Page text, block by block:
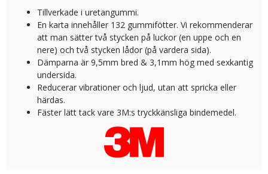
Tillverkade i uretangummi.
En karta innehåller 132 gummifötter. Vi rekommenderar
att man sätter två stycken på luckor (en uppe och en
nere) och två stycken lådor (på vardera sida).
Dämparna är 9,5mm bred & 3,1mm hög med sexkantig
undersida.
Reducerar vibrationer och ljud, utan att spricka eller
härdas.
Fäster lätt tack vare 3M:s tryckkänsliga bindemedel.